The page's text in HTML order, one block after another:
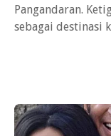
Pangandaran.
sebagai destinasi